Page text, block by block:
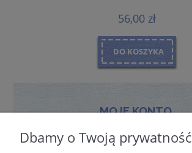
56,00 zł
DO KOSZYKA
MOJE KONTO
Dbamy o Twoją prywatność